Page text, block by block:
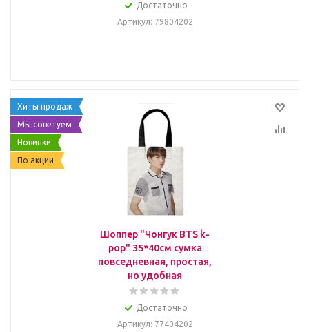
Достаточно
Артикул: 79804202
Хиты продаж
Мы советуем
Новинки
По акции
Шоппер "Чонгук BTS k-
pop" 35*40см сумка
повседневная, простая,
но удобная
Достаточно
Артикул: 77404202